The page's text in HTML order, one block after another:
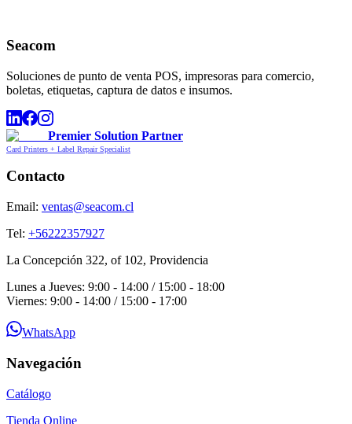
Seacom
Soluciones de punto de venta POS, impresoras para comercio,
boletas, etiquetas, captura de datos e insumos.
Premier Solution Partner
Card Printers + Label Repair Specialist
Contacto
Email: ventas@seacom.cl
Tel: +56222357927
La Concepción 322, of 102, Providencia
Lunes a Jueves: 9:00 - 14:00 / 15:00 - 18:00
Viernes: 9:00 - 14:00 / 15:00 - 17:00
WhatsApp
Navegación
Catálogo
Tienda Online